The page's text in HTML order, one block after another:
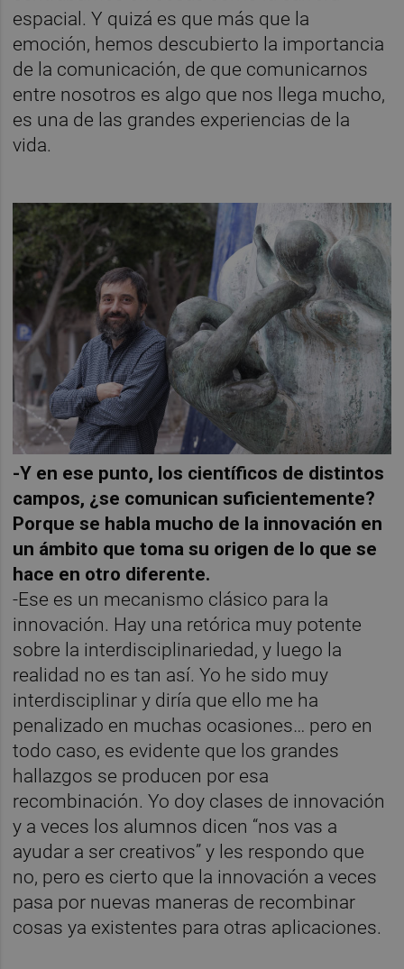
espacial. Y quizá es que más que la
emoción, hemos descubierto la importancia
de la comunicación, de que comunicarnos
entre nosotros es algo que nos llega mucho,
es una de las grandes experiencias de la
vida.
-Y en ese punto, los científicos de distintos
campos, ¿se comunican suficientemente?
Porque se habla mucho de la innovación en
un ámbito que toma su origen de lo que se
hace en otro diferente.
-Ese es un mecanismo clásico para la
innovación. Hay una retórica muy potente
sobre la interdisciplinariedad, y luego la
realidad no es tan así. Yo he sido muy
interdisciplinar y diría que ello me ha
penalizado en muchas ocasiones… pero en
todo caso, es evidente que los grandes
hallazgos se producen por esa
recombinación. Yo doy clases de innovación
y a veces los alumnos dicen “nos vas a
ayudar a ser creativos” y les respondo que
no, pero es cierto que la innovación a veces
pasa por nuevas maneras de recombinar
cosas ya existentes para otras aplicaciones.